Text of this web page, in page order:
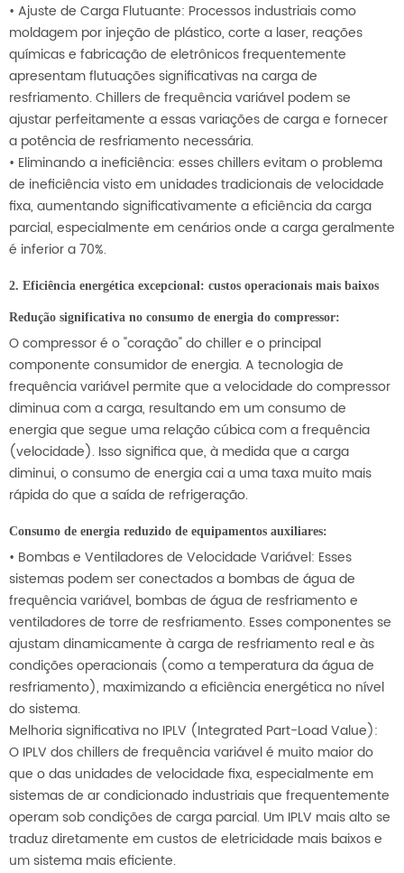
• Ajuste de Carga Flutuante: Processos industriais como
moldagem por injeção de plástico, corte a laser, reações
químicas e fabricação de eletrônicos frequentemente
apresentam flutuações significativas na carga de
resfriamento. Chillers de frequência variável podem se
ajustar perfeitamente a essas variações de carga e fornecer
a potência de resfriamento necessária.
• Eliminando a ineficiência: esses chillers evitam o problema
de ineficiência visto em unidades tradicionais de velocidade
fixa, aumentando significativamente a eficiência da carga
parcial, especialmente em cenários onde a carga geralmente
é inferior a 70%.
2. Eficiência energética excepcional: custos operacionais mais baixos
Redução significativa no consumo de energia do compressor:
O compressor é o "coração" do chiller e o principal
componente consumidor de energia. A tecnologia de
frequência variável permite que a velocidade do compressor
diminua com a carga, resultando em um consumo de
energia que segue uma relação cúbica com a frequência
(velocidade). Isso significa que, à medida que a carga
diminui, o consumo de energia cai a uma taxa muito mais
rápida do que a saída de refrigeração.
Consumo de energia reduzido de equipamentos auxiliares:
• Bombas e Ventiladores de Velocidade Variável: Esses
sistemas podem ser conectados a bombas de água de
frequência variável, bombas de água de resfriamento e
ventiladores de torre de resfriamento. Esses componentes se
ajustam dinamicamente à carga de resfriamento real e às
condições operacionais (como a temperatura da água de
resfriamento), maximizando a eficiência energética no nível
do sistema.
Melhoria significativa no IPLV (Integrated Part-Load Value):
O IPLV dos chillers de frequência variável é muito maior do
que o das unidades de velocidade fixa, especialmente em
sistemas de ar condicionado industriais que frequentemente
operam sob condições de carga parcial. Um IPLV mais alto se
traduz diretamente em custos de eletricidade mais baixos e
um sistema mais eficiente.